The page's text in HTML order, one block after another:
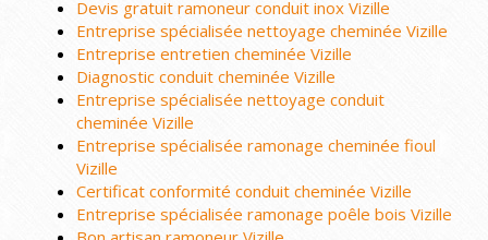
Devis gratuit ramoneur conduit inox Vizille
Entreprise spécialisée nettoyage cheminée Vizille
Entreprise entretien cheminée Vizille
Diagnostic conduit cheminée Vizille
Entreprise spécialisée nettoyage conduit
cheminée Vizille
Entreprise spécialisée ramonage cheminée fioul
Vizille
Certificat conformité conduit cheminée Vizille
Entreprise spécialisée ramonage poêle bois Vizille